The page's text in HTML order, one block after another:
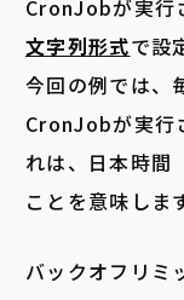
CronJobが実行
文字列形式で設
今回の例では、
CronJobが実行
れは、日本時間
ことを意味しま
バックオフリミ